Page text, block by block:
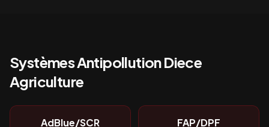
Systèmes AntipollutionDiece
Agriculture
AdBlue/SCR FAP/DPF